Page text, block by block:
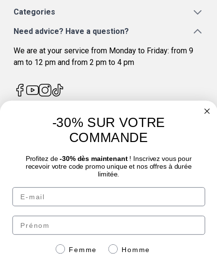
Categories
Need advice? Have a question?
We are at your service from Monday to Friday: from 9
am to 12 pm and from 2 pm to 4 pm
4.7/5
© Laboratoire des GRANIONS 2026 | Secure Payment | *AFNOR NF EN 17444
Standard. See product sheet.
Pay securely with
-30% SUR VOTRE
COMMANDE
Profitez de-30% dès maintenant! Inscrivez vous pour
recevoir votre code promo unique et nos offres à durée
limitée.
Email
Prénom
GenreFemme Homme